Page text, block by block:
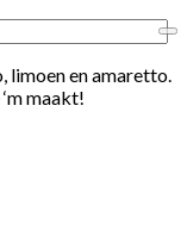
limoen en amaretto.
maakt!